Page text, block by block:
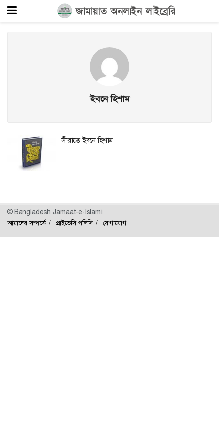
ইবনে হিশাম
সীরাতে ইবনে হিশাম
© Bangladesh Jamaat-e-Islami
আমাদের সম্পর্কে প্রাইভেসি পলিসি যোগাযোগ